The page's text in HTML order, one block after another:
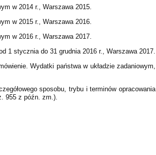
w 2014 r., Warszawa 2015.
w 2015 r., Warszawa 2016.
w 2016 r., Warszawa 2017.
1 stycznia do 31 grudnia 2016 r., Warszawa 2017.
Wydatki państwa w układzie zadaniowym,
sposobu, trybu i terminów opracowania
955 z późn. zm.).